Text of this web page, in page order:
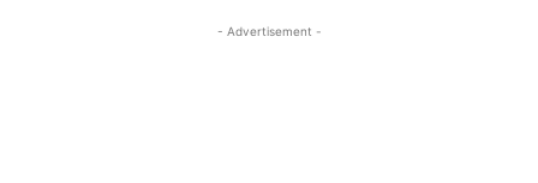
- Advertisement -